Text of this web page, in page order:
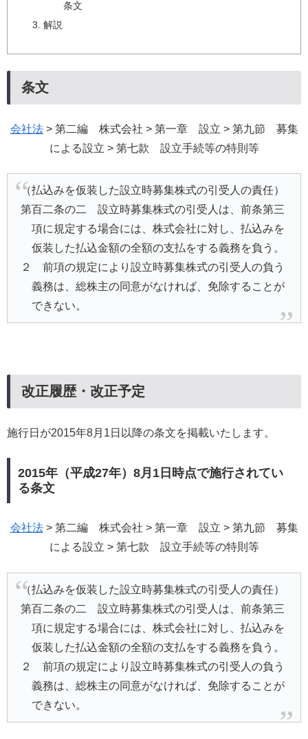
条文
解説
条文
会社法> 第二編 株式会社 > 第一章 設立 > 第九節 募集
による設立 > 第七款 設立手続等の特則等
（払込みを仮装した設立時募集株式の引受人の責任）
第百二条の二 設立時募集株式の引受人は、前条第三
項に規定する場合には、株式会社に対し、払込みを
仮装した払込金額の全額の支払をする義務を負う。
２ 前項の規定により設立時募集株式の引受人の負う
義務は、総株主の同意がなければ、免除することが
できない。
改正履歴・改正予定
施行日が2015年8月1日以降の条文を掲載いたします。
2015年（平成27年）8月1日時点で施行されてい
る条文
会社法> 第二編 株式会社 > 第一章 設立 > 第九節 募集
による設立 > 第七款 設立手続等の特則等
（払込みを仮装した設立時募集株式の引受人の責任）
第百二条の二 設立時募集株式の引受人は、前条第三
項に規定する場合には、株式会社に対し、払込みを
仮装した払込金額の全額の支払をする義務を負う。
２ 前項の規定により設立時募集株式の引受人の負う
義務は、総株主の同意がなければ、免除することが
できない。